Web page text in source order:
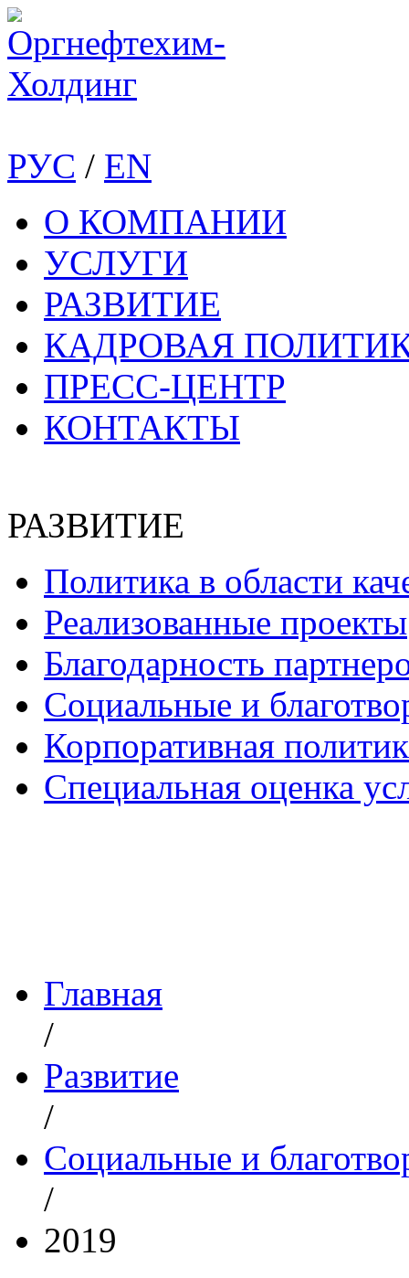
РУС / EN
О КОМПАНИИ
УСЛУГИ
РАЗВИТИЕ
КАДРОВАЯ
ПРЕСС-ЦЕНТР
КОНТАКТЫ
РАЗВИТИЕ
Политика в области
Реализованные проекты
Благодарность
Социальные и
Корпоративная
Специальная оценка
Главная
/
Развитие
/
Социальные и
/
2019